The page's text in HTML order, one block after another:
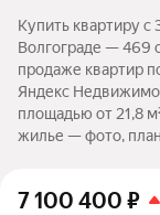
Купить квартиру c
Волгограде — 469
продаже квартир
Яндекс
площадью от 21,8
жилье — фото,
7 100 400 ₽